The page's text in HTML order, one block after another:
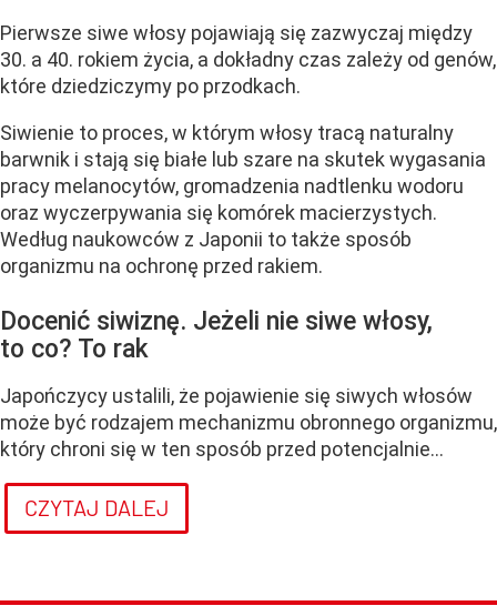
Pierwsze siwe włosy pojawiają się zazwyczaj między
30. a 40. rokiem życia, a dokładny czas zależy od genów,
które dziedziczymy po przodkach.
Siwienie to proces, w którym włosy tracą naturalny
barwnik i stają się białe lub szare na skutek wygasania
pracy melanocytów, gromadzenia nadtlenku wodoru
oraz wyczerpywania się komórek macierzystych.
Według naukowców z Japonii to także sposób
organizmu na ochronę przed rakiem.
Docenić siwiznę. Jeżeli nie siwe włosy,
to co? To rak
Japończycy ustalili, że pojawienie się siwych włosów
może być rodzajem mechanizmu obronnego organizmu,
który chroni się w ten sposób przed potencjalnie...
CZYTAJ DALEJ